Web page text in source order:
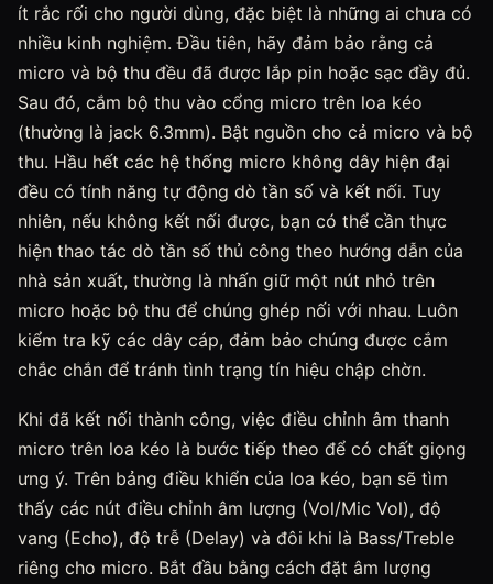
ít rắc rối cho người dùng, đặc biệt là những ai chưa có
nhiều kinh nghiệm. Đầu tiên, hãy đảm bảo rằng cả
micro và bộ thu đều đã được lắp pin hoặc sạc đầy đủ.
Sau đó, cắm bộ thu vào cổng micro trên loa kéo
(thường là jack 6.3mm). Bật nguồn cho cả micro và bộ
thu. Hầu hết các hệ thống micro không dây hiện đại
đều có tính năng tự động dò tần số và kết nối. Tuy
nhiên, nếu không kết nối được, bạn có thể cần thực
hiện thao tác dò tần số thủ công theo hướng dẫn của
nhà sản xuất, thường là nhấn giữ một nút nhỏ trên
micro hoặc bộ thu để chúng ghép nối với nhau. Luôn
kiểm tra kỹ các dây cáp, đảm bảo chúng được cắm
chắc chắn để tránh tình trạng tín hiệu chập chờn.
Khi đã kết nối thành công, việc điều chỉnh âm thanh
micro trên loa kéo là bước tiếp theo để có chất giọng
ưng ý. Trên bảng điều khiển của loa kéo, bạn sẽ tìm
thấy các nút điều chỉnh âm lượng (Vol/Mic Vol), độ
vang (Echo), độ trễ (Delay) và đôi khi là Bass/Treble
riêng cho micro. Bắt đầu bằng cách đặt âm lượng